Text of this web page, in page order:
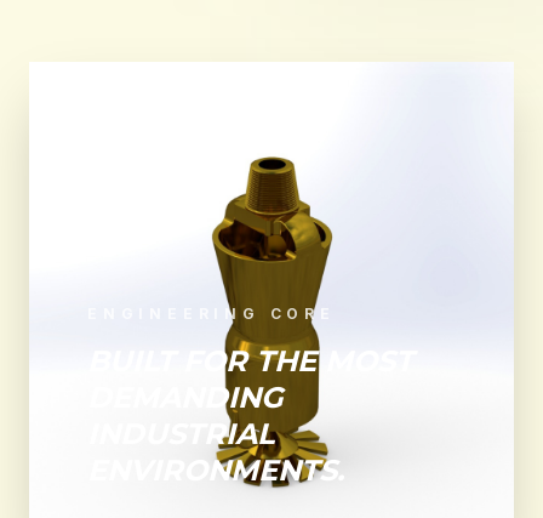
ENGINEERING CORE
BUILT FOR THE MOST
DEMANDING
INDUSTRIAL
ENVIRONMENTS.